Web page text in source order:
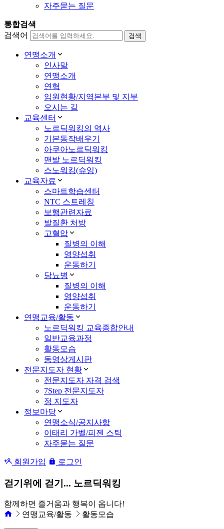
자주묻는 질문
통합검색
검색어
연맹소개
인사말
연맹소개
연혁
임원현황/지역본부 및 지부
오시는 길
교육센터
노르딕워킹의 역사
기본동작배우기
아쿠아노르딕워킹
맨발 노르딕워킹
스노워킹(슈잉)
교육자료
스마트학습센터
NTC 스트레칭
보행관련자료
발질환 처방
고혈압
질병의 이해
영양섭취
운동하기
당뇨병
질병의 이해
영양섭취
운동하기
연맹교육/활동
노르딕워킹 교육종합안내
일반교육과정
활동모습
동영상게시판
전문지도자 현황
전문지도자 자격 검색
7Step 전문지도자
정 지도자
정보마당
연맹소식/공지사항
이태리 가벨/피젠 스틱
자주묻는 질문
회원가입 로그인
걷기위에 걷기... 노르딕워킹
함께하면 즐거움과 행복이 옵니다!
연맹교육/활동
활동모습